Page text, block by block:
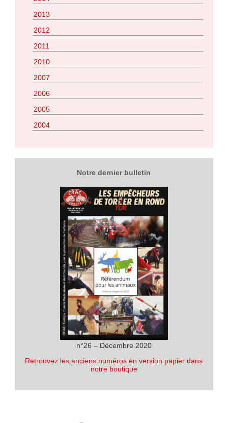
2013
2012
2011
2010
2007
2006
2005
2004
Notre dernier bulletin
n°26 – Décembre 2020
Retrouvez les anciens numéros en version papier dans
notre boutique